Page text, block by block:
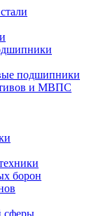
подшипники
и МВПС
борон
сферы